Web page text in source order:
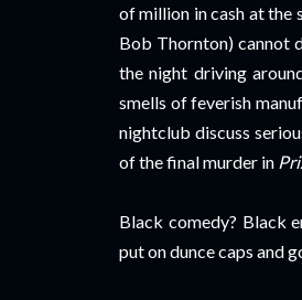
of million in cash at the
Bob Thornton) cannot
the night driving
smells of feverish
nightclub discuss
of the final murder in
Black comedy? Black
put on dunce caps and